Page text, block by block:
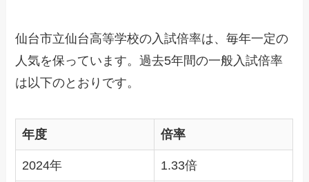
仙台市立仙台高等学校の入試倍率は、毎年一定の
人気を保っています。過去5年間の一般入試倍率
は以下のとおりです。
年度 倍率
2024年 1.33倍